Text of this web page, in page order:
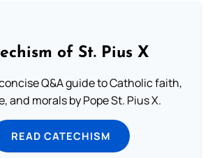
of St. Pius X
Q&A guide to Catholic faith,
and morals by Pope St. Pius X.
READ CATECHISM